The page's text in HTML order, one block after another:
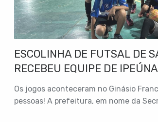
ESCOLINHA DE FUTSAL DE
RECEBEU EQUIPE DE
Os jogos aconteceram no Ginásio
pessoas! A prefeitura, em nome da